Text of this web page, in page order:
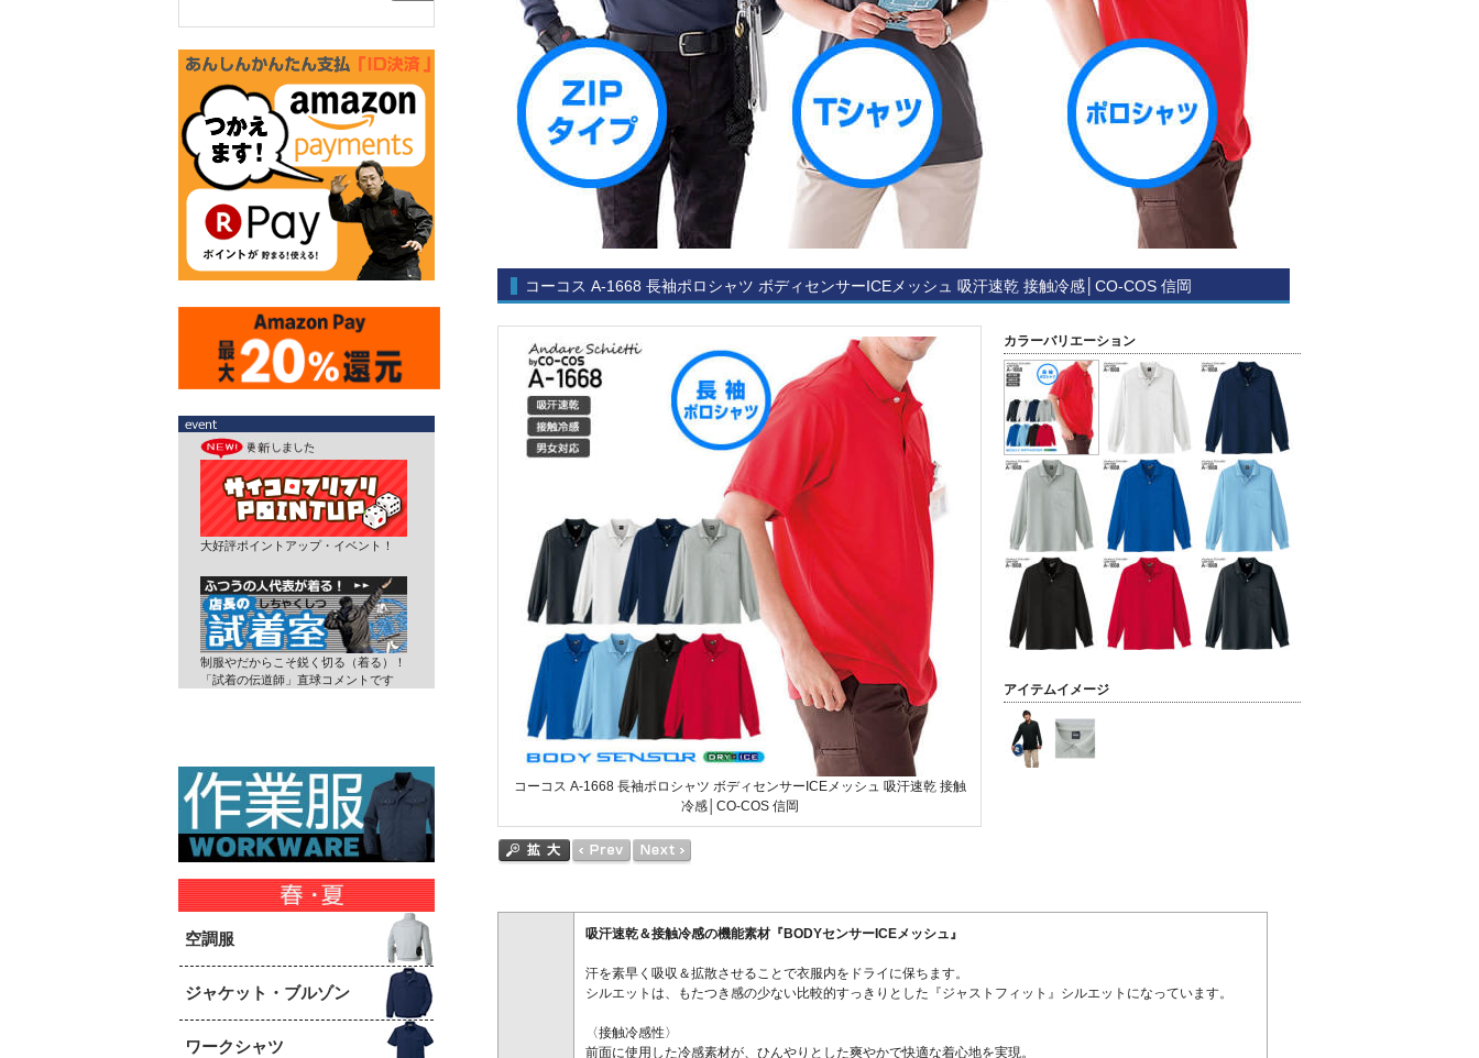
大好評ポイントアップ・イベント！
制服やだからこそ鋭く切る（着る）！
「試着の伝道師」直球コメントです
空調服
ジャケット・ブルゾン
ワークシャツ
コーコス A-1668 長袖ポロシャツ ボディセンサーICEメッシュ 吸汗速乾 接触冷感│CO-COS 信岡
カラーバリエーション
アイテムイメージ
コーコス A-1668 長袖ポロシャツ ボディセンサーICEメッシュ 吸汗速乾 接触
冷感│CO-COS 信岡
吸汗速乾＆接触冷感の機能素材『BODYセンサーICEメッシュ』
汗を素早く吸収＆拡散させることで衣服内をドライに保ちます。
シルエットは、もたつき感の少ない比較的すっきりとした『ジャストフィット』シルエットになっています。
〈接触冷感性〉
前面に使用した冷感素材が、ひんやりとした爽やかで快適な着心地を実現。